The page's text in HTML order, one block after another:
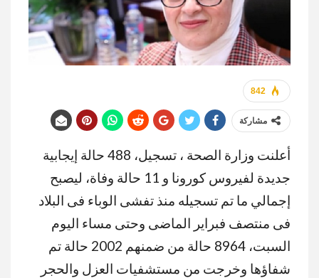
842
مشاركة
أعلنت وزارة الصحة ، تسجيل، 488 حالة إيجابية
جديدة لفيروس كورونا و 11 حالة وفاة، ليصبح
إجمالي ما تم تسجيله منذ تفشى الوباء فى البلاد
فى منتصف فبراير الماضى وحتى مساء اليوم
السبت، 8964 حالة من ضمنهم 2002 حالة تم
شفاؤها وخرجت من مستشفيات العزل والحجر